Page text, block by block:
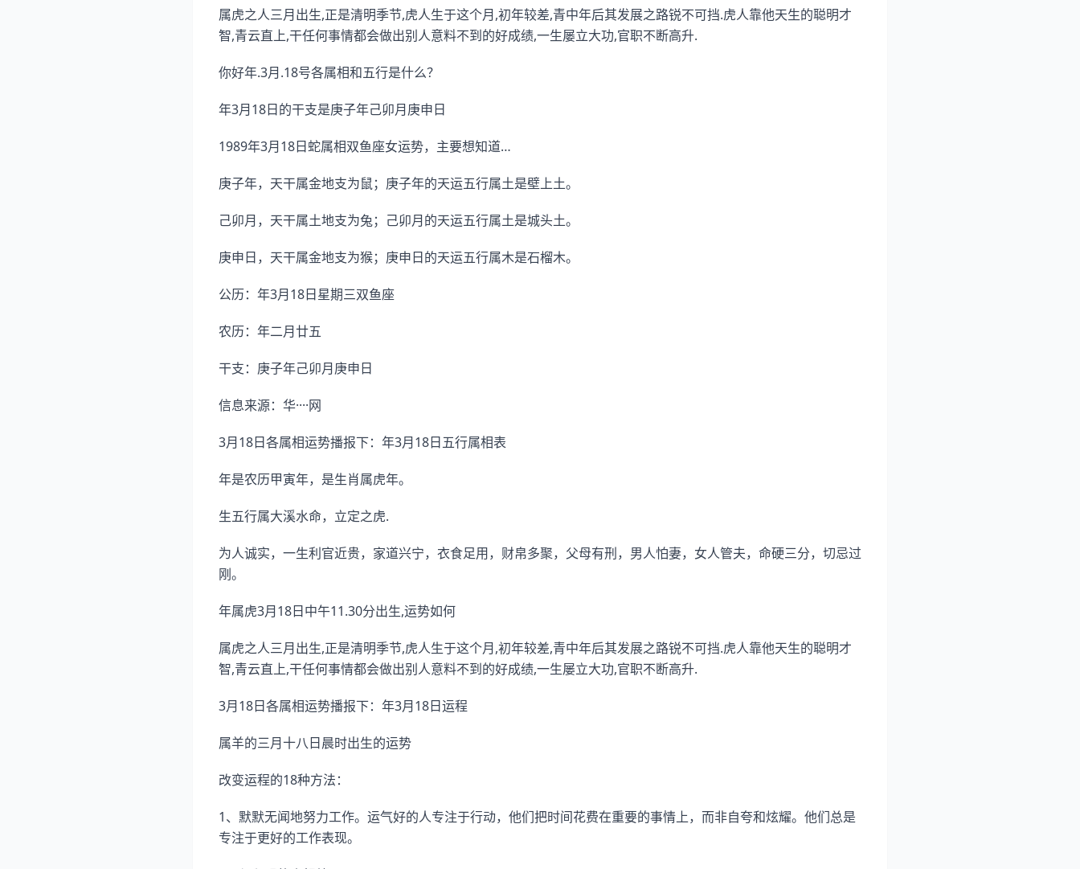
属虎之人三月出生,正是清明季节,虎人生于这个月,初年较差,青中年后其发展之路锐不可挡.虎人靠他天生的聪明才
智,青云直上,干任何事情都会做出别人意料不到的好成绩,一生屡立大功,官职不断高升.
你好年.3月.18号各属相和五行是什么？
年3月18日的干支是庚子年己卯月庚申日
1989年3月18日蛇属相双鱼座女运势，主要想知道…
庚子年，天干属金地支为鼠；庚子年的天运五行属土是壁上土。
己卯月，天干属土地支为兔；己卯月的天运五行属土是城头土。
庚申日，天干属金地支为猴；庚申日的天运五行属木是石榴木。
公历：年3月18日星期三双鱼座
农历：年二月廿五
干支：庚子年己卯月庚申日
信息来源：华····网
3月18日各属相运势播报下：年3月18日五行属相表
年是农历甲寅年，是生肖属虎年。
生五行属大溪水命，立定之虎.
为人诚实，一生利官近贵，家道兴宁，衣食足用，财帛多聚，父母有刑，男人怕妻，女人管夫，命硬三分，切忌过
刚。
年属虎3月18日中午11.30分出生,运势如何
属虎之人三月出生,正是清明季节,虎人生于这个月,初年较差,青中年后其发展之路锐不可挡.虎人靠他天生的聪明才
智,青云直上,干任何事情都会做出别人意料不到的好成绩,一生屡立大功,官职不断高升.
3月18日各属相运势播报下：年3月18日运程
属羊的三月十八日晨时出生的运势
改变运程的18种方法：
1、默默无闻地努力工作。运气好的人专注于行动，他们把时间花费在重要的事情上，而非自夸和炫耀。他们总是
专注于更好的工作表现。